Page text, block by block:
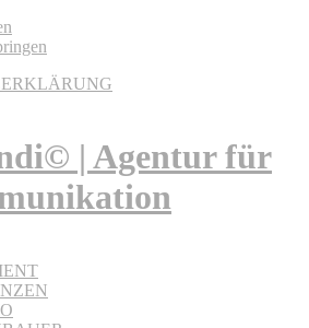
| Agentur für